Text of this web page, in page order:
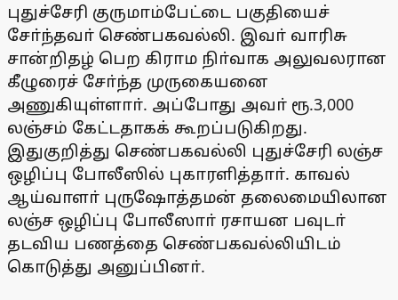
புதுச்சேரி குருமாம்பேட்டை பகுதியைச்
சோ்ந்தவா் செண்பகவல்லி. இவா் வாரிசு
சான்றிதழ் பெற கிராம நிா்வாக அலுவலரான
கீழுரைச் சோ்ந்த முருகையனை
அணுகியுள்ளாா். அப்போது அவா் ரூ.3,000
லஞ்சம் கேட்டதாகக் கூறப்படுகிறது.
இதுகுறித்து செண்பகவல்லி புதுச்சேரி லஞ்ச
ஒழிப்பு போலீஸில் புகாரளித்தாா். காவல்
ஆய்வாளா் புருஷோத்தமன் தலைமையிலான
லஞ்ச ஒழிப்பு போலீஸாா் ரசாயன பவுடா்
தடவிய பணத்தை செண்பகவல்லியிடம்
கொடுத்து அனுப்பினா்.